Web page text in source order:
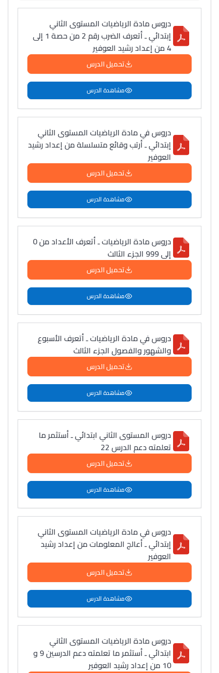
دروس مادة الرياضيات المستوى الثاني
إبتدائي ـ أتعرف الضرب رقم 2 من حصة 1 إلى
4 من إعداد رشيد العوفير
تحميل الدرس
مشاهدة الدرس
دروس في مادة الرياضيات المستوى الثاني
إبتدائي ـ أرتب وقائع متسلسلة من إعداد رشيد
العوفير
تحميل الدرس
مشاهدة الدرس
دروس مادة الرياضيات ـ أتعرف الأعداد من 0
إلى 999 الجزء الثالث
تحميل الدرس
مشاهدة الدرس
دروس في مادة الرياضيات ـ أتعرف الأسبوع
والشهور والفصول الجزء الثالث
تحميل الدرس
مشاهدة الدرس
دروس المستوى الثاني ابتدائي ـ أستثمر ما
تعلمته دعم الدرس 22
تحميل الدرس
مشاهدة الدرس
دروس في مادة الرياضيات المستوى الثاني
إبتدائي ـ أعالج المعلومات من إعداد رشيد
العوفير
تحميل الدرس
مشاهدة الدرس
دروس مادة الرياضيات المستوى الثاني
ابتدائي ـ أستثمر ما تعلمته دعم الدرسين 9 و
10 من إعداد رشيد العوفير